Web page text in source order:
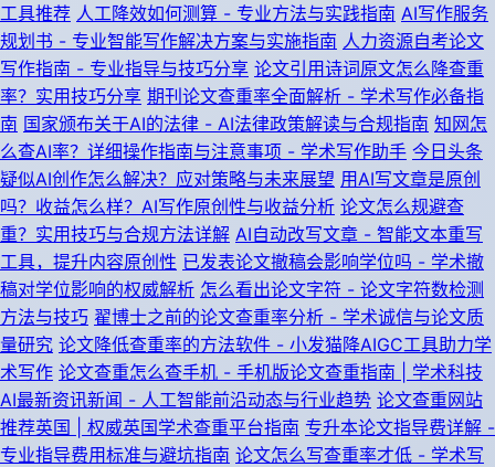
工具推荐 人工降效如何测算 - 专业方法与实践指南 AI写作服务
规划书 - 专业智能写作解决方案与实施指南 人力资源自考论文
写作指南 - 专业指导与技巧分享 论文引用诗词原文怎么降查重
率？实用技巧分享 期刊论文查重率全面解析 - 学术写作必备指
南 国家颁布关于AI的法律 - AI法律政策解读与合规指南 知网怎
么查AI率？详细操作指南与注意事项 - 学术写作助手 今日头条
疑似AI创作怎么解决？应对策略与未来展望 用AI写文章是原创
吗？收益怎么样？AI写作原创性与收益分析 论文怎么规避查
重？实用技巧与合规方法详解 AI自动改写文章 - 智能文本重写
工具，提升内容原创性 已发表论文撤稿会影响学位吗 - 学术撤
稿对学位影响的权威解析 怎么看出论文字符 - 论文字符数检测
方法与技巧 翟博士之前的论文查重率分析 - 学术诚信与论文质
量研究 论文降低查重率的方法软件 - 小发猫降AIGC工具助力学
术写作 论文查重怎么查手机 - 手机版论文查重指南 | 学术科技
AI最新资讯新闻 - 人工智能前沿动态与行业趋势 论文查重网站
推荐英国 | 权威英国学术查重平台指南 专升本论文指导费详解 -
专业指导费用标准与避坑指南 论文怎么写查重率才低 - 学术写